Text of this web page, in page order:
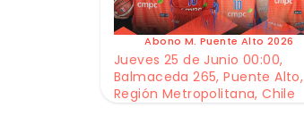
Abono M. Puente Alto 2026
Jueves 25 de Junio 00:00,
Balmaceda 265, Puente Alto,
Región Metropolitana, Chile